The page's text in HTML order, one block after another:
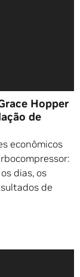
Hopper
de
econômicos
dias, os
de